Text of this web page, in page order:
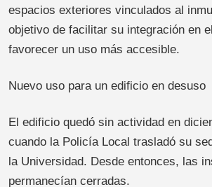
espacios exteriores vinculados al
objetivo de facilitar su integración en
favorecer un uso más accesible.
Nuevo uso para un edificio en desuso
El edificio quedó sin actividad en
cuando la Policía Local trasladó su
la Universidad. Desde entonces, las
permanecían cerradas.